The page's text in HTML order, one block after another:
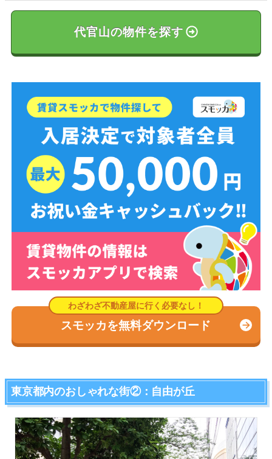
代官山の物件を探す
スモッカを無料ダウンロード
東京都内のおしゃれな街②：自由が丘